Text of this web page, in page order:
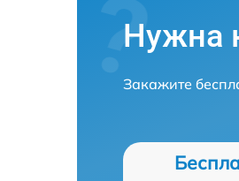
Нужна
Закажите